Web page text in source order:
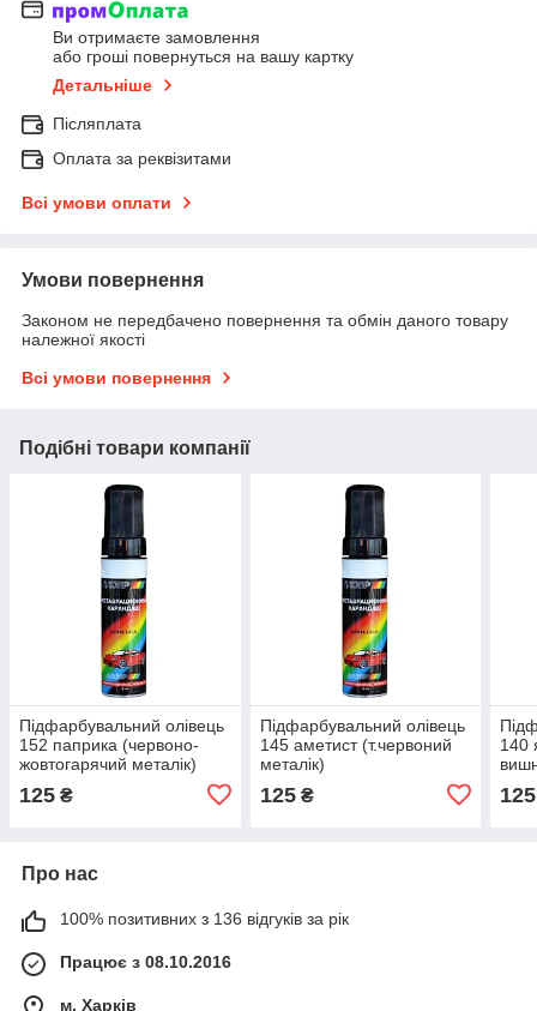
Ви отримаєте замовлення
або гроші повернуться на вашу картку
Детальніше
Післяплата
Оплата за реквізитами
Всі умови оплати
Умови повернення
Законом не передбачено повернення та обмін даного товару
належної якості
Всі умови повернення
Подібні товари компанії
Підфарбувальний олівець
152 паприка (червоно-
жовтогарячий металік)
125 ₴
Підфарбувальний олівець
145 аметист (т.червоний
металік)
125₴
140
125
Про нас
100% позитивних з 136 відгуків за рік
Працює з 08.10.2016
м. Харків